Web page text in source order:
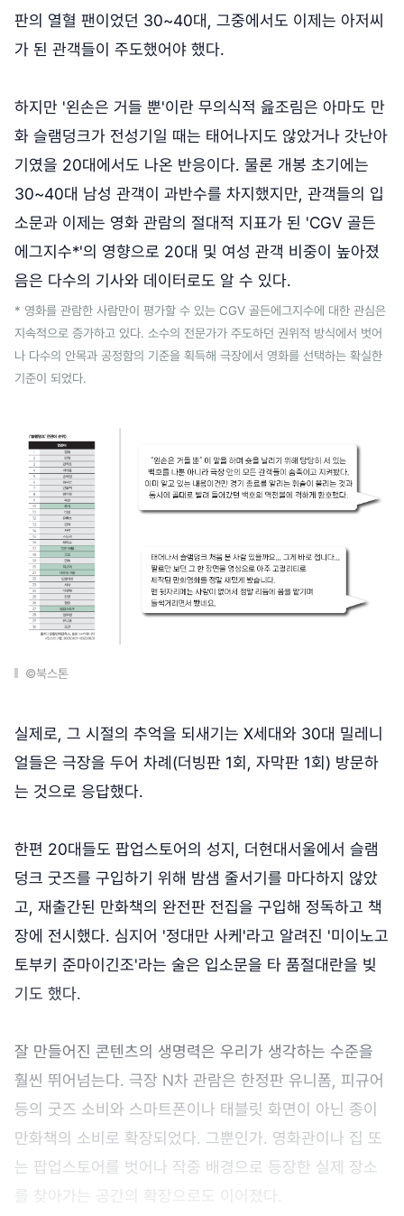
판의 열혈 팬이었던 30~40대, 그중에서도 이제는 아저씨
가 된 관객들이 주도했어야 했다.
하지만 '왼손은 거들 뿐'이란 무의식적 읊조림은 아마도 만
화 슬램덩크가 전성기일 때는 태어나지도 않았거나 갓난아
기였을 20대에서도 나온 반응이다. 물론 개봉 초기에는
30~40대 남성 관객이 과반수를 차지했지만, 관객들의 입
소문과 이제는 영화 관람의 절대적 지표가 된 'CGV 골든
에그지수*'의 영향으로 20대 및 여성 관객 비중이 높아졌
음은 다수의 기사와 데이터로도 알 수 있다.
* 영화를 관람한 사람만이 평가할 수 있는 CGV 골든에그지수에 대한 관심은
지속적으로 증가하고 있다. 소수의 전문가가 주도하던 권위적 방식에서 벗어
나 다수의 안목과 공정함의 기준을 획득해 극장에서 영화를 선택하는 확실한
기준이 되었다.
©북스톤
실제로, 그 시절의 추억을 되새기는 X세대와 30대 밀레니
얼들은 극장을 두어 차례(더빙판 1회, 자막판 1회) 방문하
는 것으로 응답했다.
한편 20대들도 팝업스토어의 성지, 더현대서울에서 슬램
덩크 굿즈를 구입하기 위해 밤샘 줄서기를 마다하지 않았
고, 재출간된 만화책의 완전판 전집을 구입해 정독하고 책
장에 전시했다. 심지어 '정대만 사케'라고 알려진 '미이노고
토부키 준마이긴조'라는 술은 입소문을 타 품절대란을 빚
기도 했다.
잘 만들어진 콘텐츠의 생명력은 우리가 생각하는 수준을
훨씬 뛰어넘는다. 극장 N차 관람은 한정판 유니폼, 피규어
등의 굿즈 소비와 스마트폰이나 태블릿 화면이 아닌 종이
만화책의 소비로 확장되었다. 그뿐인가. 영화관이나 집 또
는 팝업스토어를 벗어나 작중 배경으로 등장한 실제 장소
를 찾아가는 공간의 확장으로도 이어졌다.